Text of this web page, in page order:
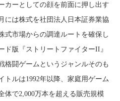
カーとしての顔を前面に押し出す
には株式を社団法人日本証券業協
式市場からの調達ルートを確保し
ド版『ストリートファイターII』
格闘ゲームというジャンルそのも
トルは1992年以降、家庭用ゲーム
体で2,000万本を超える販売規模